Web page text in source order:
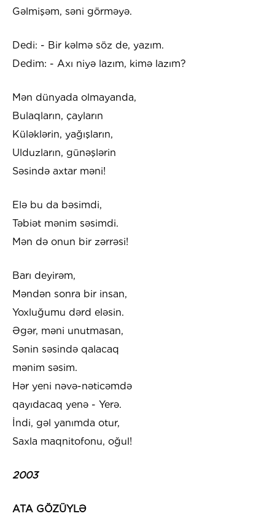
Gəlmişəm, səni görməyə.
Dedi: - Bir kəlmə söz de, yazım.
Dedim: - Axı niyə lazım, kimə lazım?
Mən dünyada olmayanda,
Bulaqların, çayların
Küləklərin, yağışların,
Ulduzların, günəşlərin
Səsində axtar məni!
Elə bu da bəsimdi,
Təbiət mənim səsimdi.
Mən də onun bir zərrəsi!
Barı deyirəm,
Məndən sonra bir insan,
Yoxluğumu dərd eləsin.
Əgər, məni unutmasan,
Sənin səsində qalacaq
mənim səsim.
Hər yeni nəvə-nəticəmdə
qayıdacaq yenə - Yerə.
İndi, gəl yanımda otur,
Saxla maqnitofonu, oğul!
2003
ATA GÖZÜYLƏ